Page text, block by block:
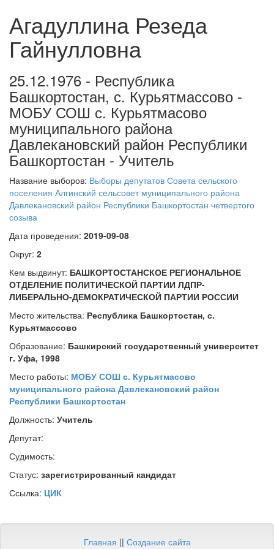
Агадуллина Резеда
Гайнулловна
25.12.1976 - Республика
Башкортостан, с. Курьятмассово -
МОБУ СОШ с. Курьятмасово
муниципального района
Давлекановский район Республики
Башкортостан - Учитель
Название выборов: Выборы депутатов Совета сельского
поселения Алгинский сельсовет муниципального района
Давлекановский район Республики Башкортостан четвертого
созыва
Дата проведения: 2019-09-08
Округ: 2
Кем выдвинут: БАШКОРТОСТАНСКОЕ РЕГИОНАЛЬНОЕ
ОТДЕЛЕНИЕ ПОЛИТИЧЕСКОЙ ПАРТИИ ЛДПР-
ЛИБЕРАЛЬНО-ДЕМОКРАТИЧЕСКОЙ ПАРТИИ РОССИИ
Место жительства: Республика Башкортостан, с.
Курьятмассово
Образование: Башкирский государственный университет
г. Уфа, 1998
Место работы: МОБУ СОШ с. Курьятмасово
муниципального района Давлекановский район
Республики Башкортостан
Должность: Учитель
Депутат:
Судимость:
Статус: зарегистрированный кандидат
Ссылка: ЦИК
Главная || Создание сайта